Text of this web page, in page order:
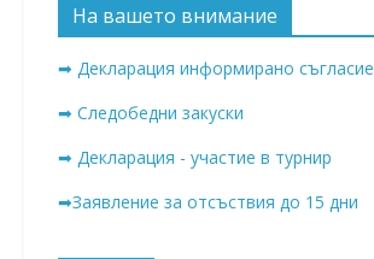
На вашето внимание
➡ Декларация информирано съгласие
➡ Следобедни закуски
➡ Декларация - участие в турнир
➡Заявление за отсъствия до 15 дни